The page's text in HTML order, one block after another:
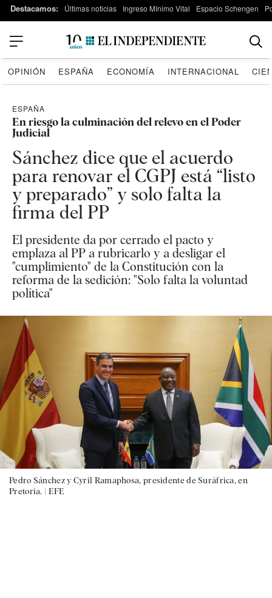
Destacamos: Últimas noticias Ingreso Mínimo Vital Espacio Schengen
OPINIÓN ESPAÑA ECONOMÍA INTERNACIONAL
ESPAÑA
En riesgo la culminación del relevo en el Poder
Judicial
Sánchez dice que el acuerdo
para renovar el CGPJ está “listo
y preparado” y solo falta la
firma del PP
El presidente da por cerrado el pacto y
emplaza al PP a rubricarlo y a desligar el
"cumplimiento" de la Constitución con la
reforma de la sedición: "Solo falta la voluntad
política"
Pedro Sánchez y Cyril Ramaphosa, presidente de Suráfrica, en
Pretoria. | EFE